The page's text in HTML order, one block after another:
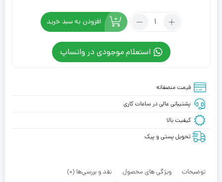
تعداد:
کانورس
آل
استار
قلبی
All
Embroidered
افزودن به سبد خرید
استعلام موجودی در واتساپ
قیمت منصفانه
پشتیبانی عالی در ساعات کاری
کیفیت بالا
تحویل پستی و پیک
توضیحات ویژگی های محصول نقد و بررسی‌ها (0)